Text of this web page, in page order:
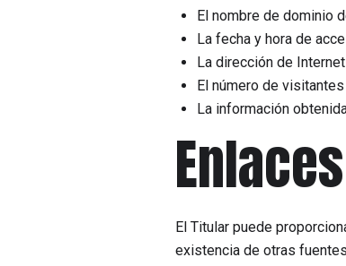
El nombre de dominio
La fecha y hora de
La dirección de
El número de
La información
El Titular puede
existencia de otras